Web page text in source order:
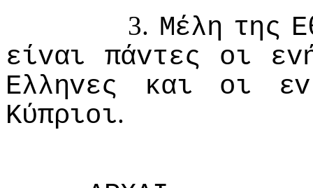
3. Μέλη της
είvαι
πάvτες oι
Ελληvες
και oι
εv
Κύπριoι.